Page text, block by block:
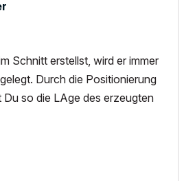
Schnitt erstellst, wird er immer
Durch die Positionierung
Du so die LAge des erzeugten